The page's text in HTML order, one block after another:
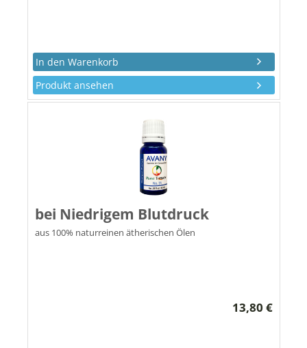
Produkt ansehen
bei Niedrigem Blutdruck
aus 100% naturreinen ätherischen Ölen
13,80 €